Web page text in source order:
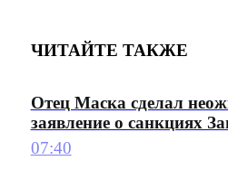
ЧИТАЙТЕ ТАКЖЕ
Отец Маска сделал
заявление о санкциях
07:40